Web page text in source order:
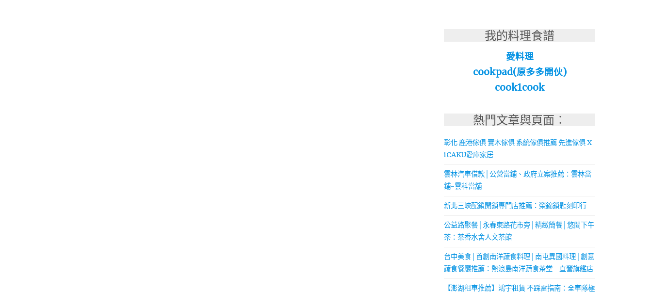
我的料理食譜
愛料理
cookpad(原多多開伙)
cook1cook
熱門文章與頁面︰
彰化 鹿港傢俱 實木傢俱 系統傢俱推薦 先進傢俱 X
iCAKU愛庫家居
雲林汽車借款│公營當鋪、政府立案推薦：雲林當
鋪-雲科當舖
新北三峽配鎖開鎖專門店推薦：榮錦鎖匙刻印行
公益路聚餐│永春東路花市旁│精緻簡餐│悠閒下午
茶：茶香水舍人文茶館
台中美食│首創南洋蔬食料理│南屯異國料理│創意
蔬食餐廳推薦：熱浪島南洋蔬食茶堂 - 直營旗艦店
【澎湖租車推薦】鴻宇租賃 不踩雷指南：全車隊極